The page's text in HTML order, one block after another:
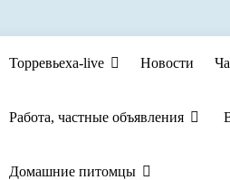
Торревьеха-live Новости
Работа, частные объявления
Домашние питомцы